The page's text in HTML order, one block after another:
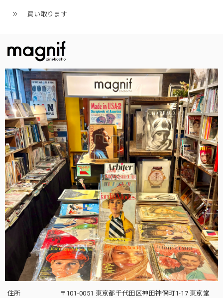
買い取ります
住所
〒101-0051 東京都千代田区神田神保町1-17 東京堂